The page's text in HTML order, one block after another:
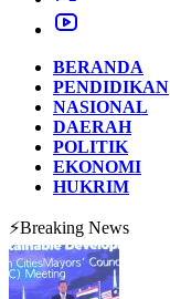
BERANDA
PENDIDIKAN
NASIONAL
DAERAH
POLITIK
EKONOMI
HUKRIM
⚡Breaking News